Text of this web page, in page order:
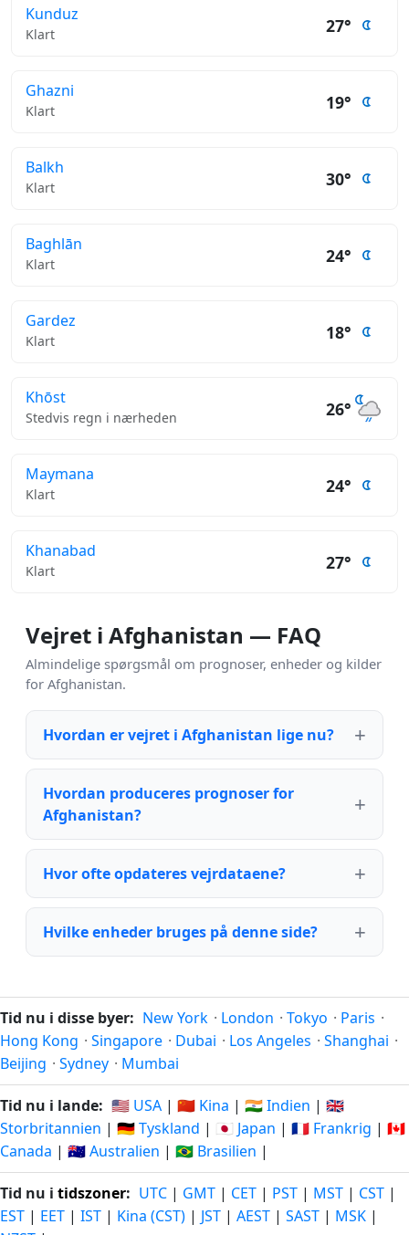
Kunduz
Klart 27°
Ghazni
Klart 19°
Balkh
Klart 30°
Baghlān
Klart 24°
Gardez
Klart 18°
Khōst
Stedvis regn i nærheden 26°
Maymana
Klart 24°
Khanabad
Klart 27°
Vejret i Afghanistan — FAQ
Almindelige spørgsmål om prognoser, enheder og kilder
for Afghanistan.
Hvordan er vejret i Afghanistan lige nu?
Hvordan produceres prognoser for
Afghanistan?
Hvor ofte opdateres vejrdataene?
Hvilke enheder bruges på denne side?
Tid nu i disse byer: New York · London · Tokyo · Paris ·
Hong Kong · Singapore · Dubai · Los Angeles · Shanghai ·
Beijing · Sydney · Mumbai
Tid nu i lande: 🇺🇸 USA | 🇨🇳 Kina | 🇮🇳 Indien | 🇬🇧
Storbritannien | 🇩🇪 Tyskland | 🇯🇵 Japan | 🇫🇷 Frankrig | 🇨🇦
Canada | 🇦🇺 Australien | 🇧🇷 Brasilien |
Tid nu i tidszoner: UTC | GMT | CET | PST | MST | CST |
EST | EET | IST | Kina (CST) | JST | AEST | SAST | MSK |